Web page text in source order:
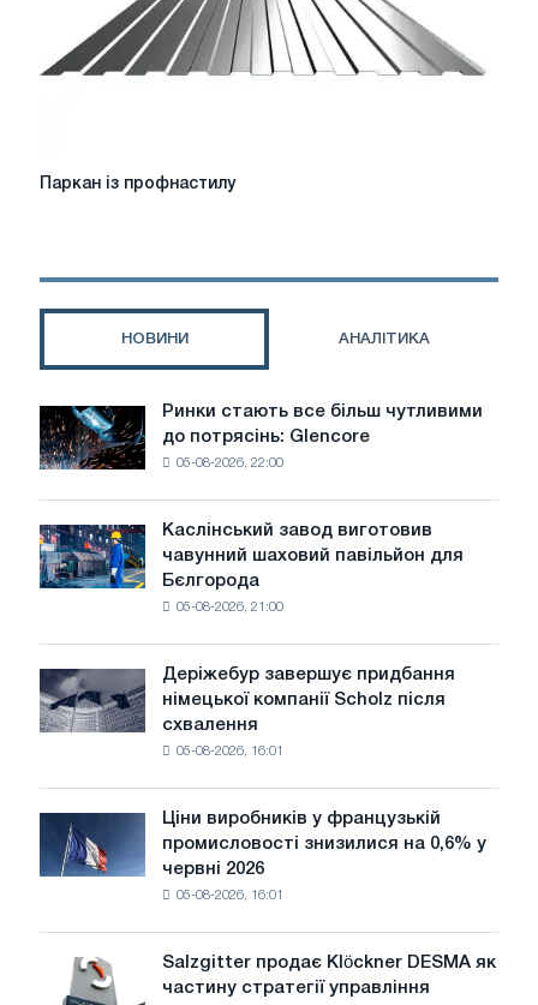
Паркан
Паркан із профнастилу
НОВИНИ АНАЛІТИКА
Ринки
стають
все
до
потрясінь:
Glencore
Ринки стають все більш чутливими
до потрясінь: Glencore
05-08-2026, 22:00
Каслінський
завод
виготовив
для
Бєлгорода
Каслінський завод виготовив
чавунний шаховий павільйон для
Бєлгорода
05-08-2026, 21:00
Деріжебур
завершує
придбання
після
схвалення
Європейської
Деріжебур завершує придбання
німецької компанії Scholz після
схвалення
05-08-2026, 16:01
Ціни
виробників
у
0,6%
Ціни виробників у французькій
промисловості знизилися на 0,6% у
червні 2026
05-08-2026, 16:01
Salzgitter
продає
Salzgitter продає Klöckner DESMA як
частину стратегії управління